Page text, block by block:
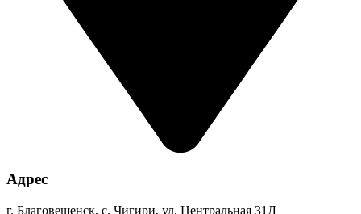
Адрес
г. Благовещенск, с. Чигири, ул. Центральная 31Л